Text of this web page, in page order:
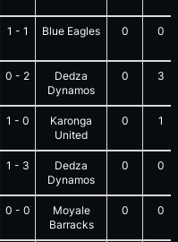
1 - 1 Blue Eagles 0 0
0 - 2
Dedza
Dynamos
0 3
1 - 0
Karonga
United
0 1
1 - 3
Dedza
Dynamos
0 0
0 - 0
Moyale
Barracks
0 0